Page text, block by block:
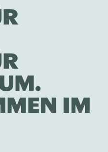
IM